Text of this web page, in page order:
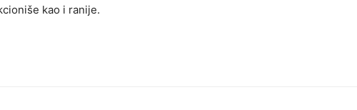
kao i ranije.